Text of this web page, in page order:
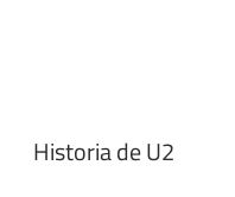
Historia de U2